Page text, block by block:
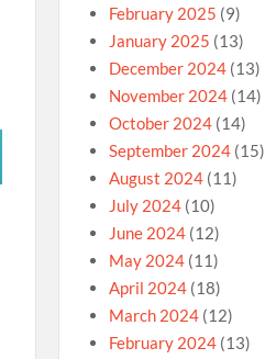
February 2025 (9)
January 2025 (13)
December 2024(13)
November 2024(14)
October 2024(14)
September 2024(15)
August 2024(11)
July 2024(10)
June 2024(12)
May 2024(11)
April 2024(18)
March 2024(12)
February 2024(13)